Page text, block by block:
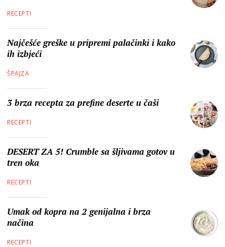
RECEPTI
Najčešće greške u pripremi palačinki i kako
ih izbjeći
ŠPAJZA
3 brza recepta za prefine deserte u čaši
RECEPTI
DESERT ZA 5! Crumble sa šljivama gotov u
tren oka
RECEPTI
Umak od kopra na 2 genijalna i brza
načina
RECEPTI